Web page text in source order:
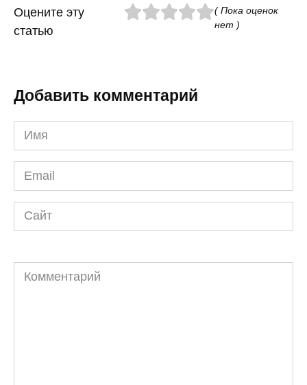
Оцените эту
статью
( Пока оценок
нет )
Добавить комментарий
Имя
*
Email
*
Сайт
Комментарий